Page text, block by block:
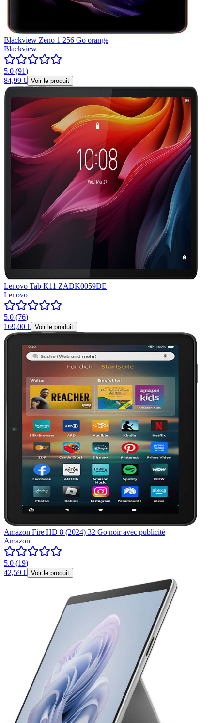
Blackview Zeno 1 256 Go orange
Blackview
5.0 (91)
84,99 € Voir le produit
Lenovo Tab K11 ZADK0059DE
Lenovo
5.0 (76)
169,00 € Voir le produit
Amazon Fire HD 8 (2024) 32 Go noir avec publicité
Amazon
5.0 (19)
42,59 € Voir le produit